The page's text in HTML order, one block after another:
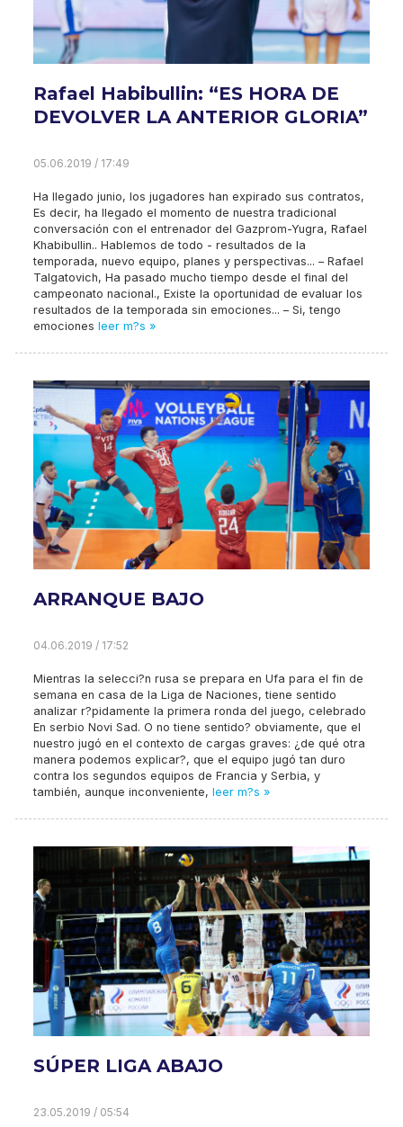
Rafael Habibullin: “ES HORA DE
DEVOLVER LA ANTERIOR GLORIA”
05.06.2019 / 17:49
Ha llegado junio, los jugadores han expirado sus contratos,
Es decir, ha llegado el momento de nuestra tradicional
conversación con el entrenador del Gazprom-Yugra, Rafael
Khabibullin.. Hablemos de todo - resultados de la
temporada, nuevo equipo, planes y perspectivas... – Rafael
Talgatovich, Ha pasado mucho tiempo desde el final del
campeonato nacional., Existe la oportunidad de evaluar los
resultados de la temporada sin emociones... – Si, tengo
emociones leer m?s »
ARRANQUE BAJO
04.06.2019 / 17:52
Mientras la selecci?n rusa se prepara en Ufa para el fin de
semana en casa de la Liga de Naciones, tiene sentido
analizar r?pidamente la primera ronda del juego, celebrado
En serbio Novi Sad. O no tiene sentido? obviamente, que el
nuestro jugó en el contexto de cargas graves: ¿de qué otra
manera podemos explicar?, que el equipo jugó tan duro
contra los segundos equipos de Francia y Serbia, y
también, aunque inconveniente, leer m?s »
SÚPER LIGA ABAJO
23.05.2019 / 05:54